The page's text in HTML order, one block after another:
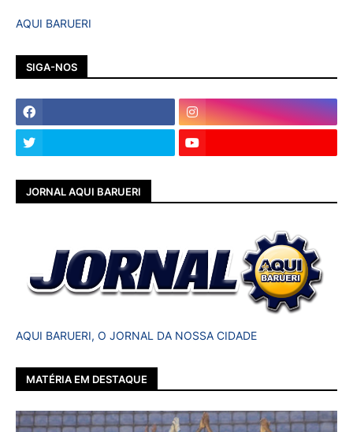
AQUI BARUERI
SIGA-NOS
JORNAL AQUI BARUERI
AQUI BARUERI, O JORNAL DA NOSSA CIDADE
MATÉRIA EM DESTAQUE